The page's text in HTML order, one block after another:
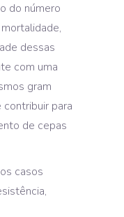
do número
dessas
com uma
gram
para
de cepas
casos